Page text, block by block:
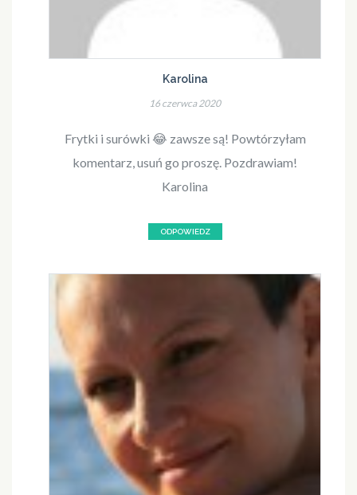
Karolina
16 czerwca 2020
Frytki i surówki 😂 zawsze są! Powtórzyłam
komentarz, usuń go proszę. Pozdrawiam!
Karolina
ODPOWIEDZ